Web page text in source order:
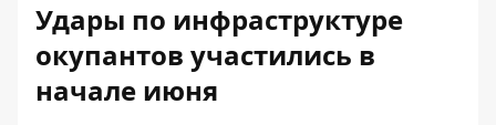
Удары по инфраструктуре
окупантов участились в
начале июня